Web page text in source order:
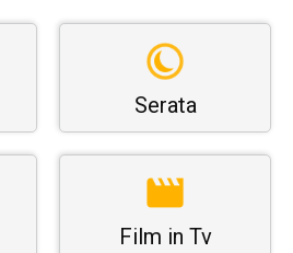
Serata
Film in Tv